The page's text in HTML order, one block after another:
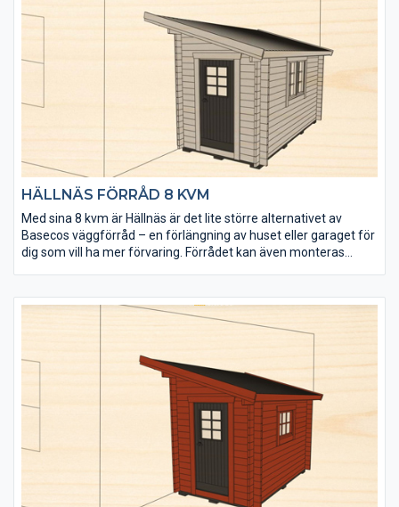
lagerhyllan till ett mycket bra pris.
Bruks bod 10 kvm är speciellt framtagen för att fungera som
förrådsutrymme. Den levereras obehandlad och det tåliga och
senvuxna virket är rejält dimensionerat (45×145 mm).
HÄLLNÄS FÖRRÅD 8 KVM
Med sina 8 kvm är Hällnäs är det lite större alternativet av
Basecos väggförråd – en förlängning av huset eller garaget för
dig som vill ha mer förvaring. Förrådet kan även monteras
• 8 kvm förvaringsyta
• Perfekt avlastningsutrymme för redskap och utemöbler
• Taket utgörs av en 20 mm slätspontspanel som är
ändspontad
• Golvet och takpanelen är möbeltorr för god formstabilitet
• Virket är av tålig senvuxen norrländsk fura
• Andra fönster och dörrar finns i tillvalspaket
• Tak- och isolerpaket kan köpas till